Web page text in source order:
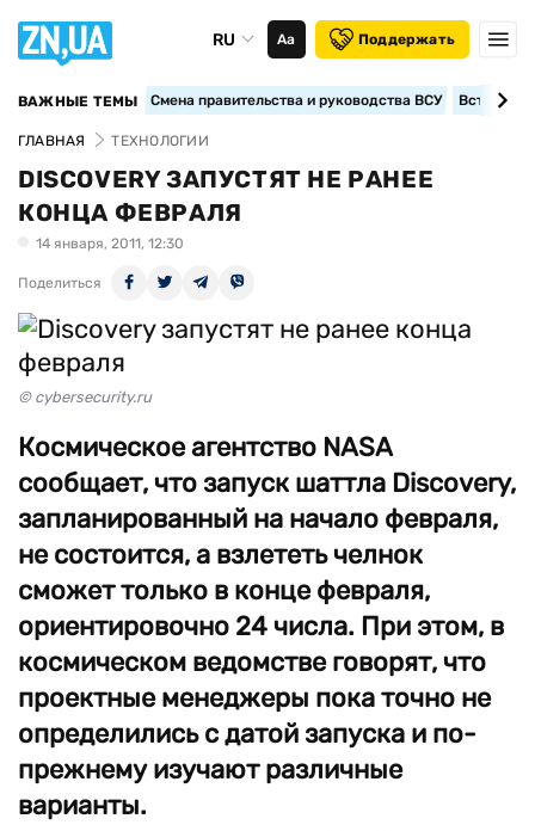
RU Аа Поддержать
ВАЖНЫЕ ТЕМЫ Смена правительства и руководства ВСУ
ГЛАВНАЯ ТЕХНОЛОГИИ
DISCOVERY ЗАПУСТЯТ НЕ РАНЕЕ
КОНЦА ФЕВРАЛЯ
14 января, 2011, 12:30
Поделиться
© cybersecurity.ru
Космическое агентство NASA
сообщает, что запуск шаттла Discovery,
запланированный на начало февраля,
не состоится, а взлететь челнок
сможет только в конце февраля,
ориентировочно 24 числа. При этом, в
космическом ведомстве говорят, что
проектные менеджеры пока точно не
определились с датой запуска и по-
прежнему изучают различные
варианты.